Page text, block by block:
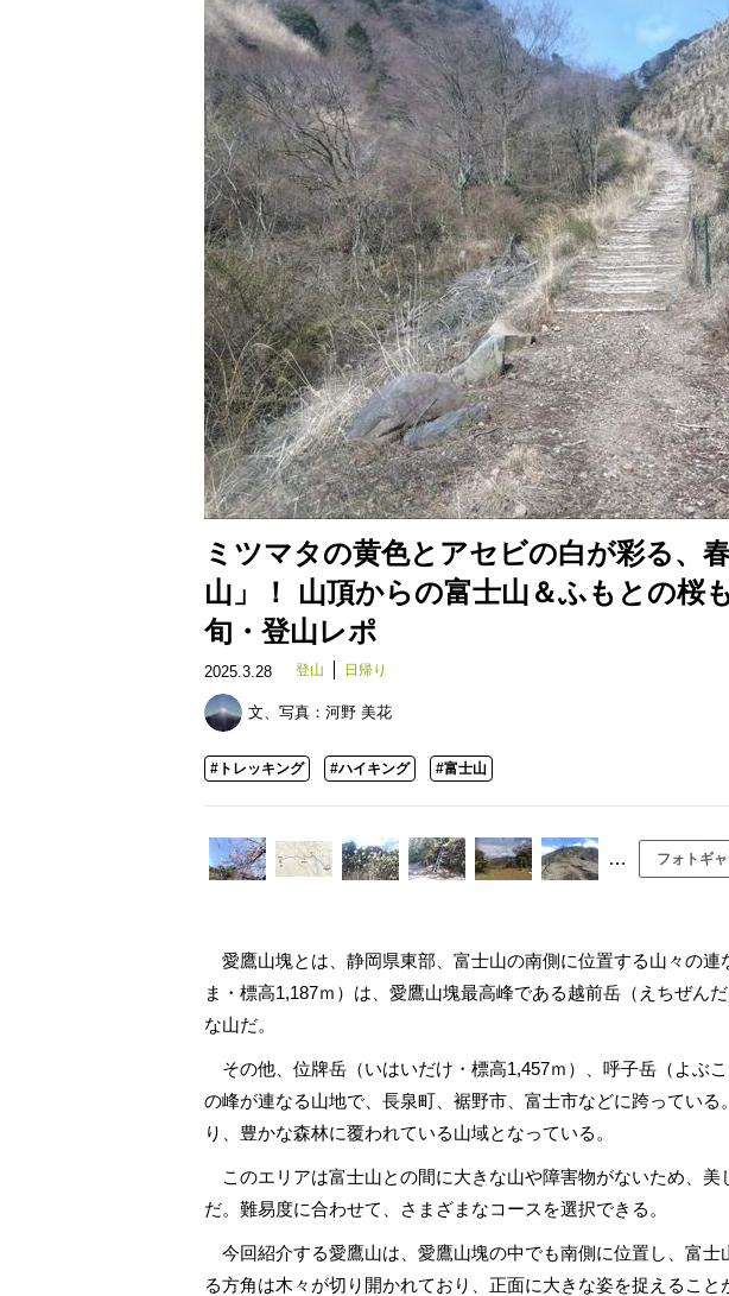
ミツマタの黄色とアセビの白が彩る、
山」！ 山頂からの富士山＆ふもとの桜
旬・登山レポ
2025.3.28 登山 日帰り
文、写真： 河野 美花
#トレッキング #ハイキング #富士山
… フォトギ
愛鷹山塊とは、静岡県東部、富士山の南側に位置する山々の連
ま・標高1,187ｍ）は、愛鷹山塊最高峰である越前岳（えちぜん
な山だ。
その他、位牌岳（いはいだけ・標高1,457ｍ）、呼子岳（よぶ
の峰が連なる山地で、長泉町、裾野市、富士市などに跨っている
り、豊かな森林に覆われている山域となっている。
このエリアは富士山との間に大きな山や障害物がないため、美
だ。難易度に合わせて、さまざまなコースを選択できる。
今回紹介する愛鷹山は、愛鷹山塊の中でも南側に位置し、富士
る方角は木々が切り開かれており、正面に大きな姿を捉えること